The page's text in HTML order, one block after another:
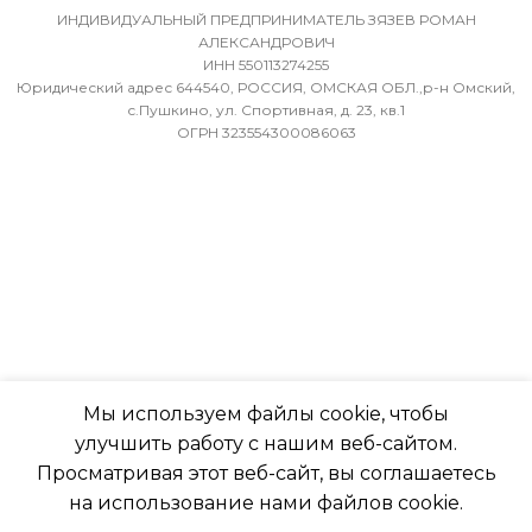
МИН. РАБОЧАЯ ТЕМПЕРАТУРА
ВОЗДУХА ДЛЯ ВНЕШНЕГО
ДИАМЕТР ТРУБ (ЖИДКОСТЬ)
БЛОКА
-7
РАБОТАЕТ С АЛИСОЙ
ТАЙМЕР НА
ИНДИВИДУАЛЬНЫЙ ПРЕДПРИНИМАТЕЛЬ ЗЯЗЕВ РОМАН
АЛЕКСАНДРОВИЧ
ИНН 550113274255
Юридический адрес 644540, РОССИЯ, ОМСКАЯ ОБЛ.,р-н Омский,
с.Пушкино, ул. Спортивная, д. 23, кв.1
ОГРН 323554300086063
Мы используем файлы cookie, чтобы
улучшить работу с нашим веб-сайтом.
Просматривая этот веб-сайт, вы соглашаетесь
на использование нами файлов cookie.